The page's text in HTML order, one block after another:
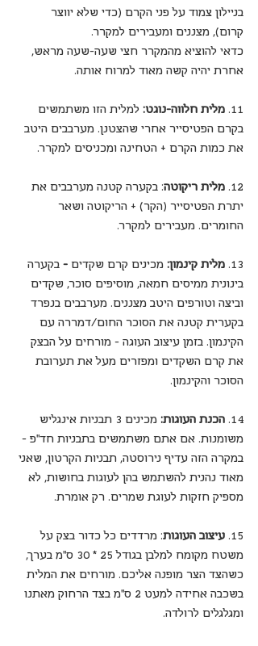
בניילון צמוד על פני הקרם (כדי שלא יווצר
קרום), מצננים ומעבירים למקרר.
כדאי להוציא מהמקרר חצי שעה-שעה מראש,
אחרת יהיה קשה מאוד למרוח אותה.
11. מלית חלווה-נוגט: למלית הזו משתמשים
בקרם הפטיסייר אחרי שהצטנן. מערבבים היטב
את כמות הקרם + הטחינה ומכניסים למקרר.
12. מלית ריקוטה: בקערה קטנה מערבבים את
יתרת הפטיסייר (הקר) + הריקוטה ושאר
החומרים. מעבירים למקרר.
13. מלית קינמון: מכינים קרם שקדים - בקערה
בינונית ממיסים חמאה, מוסיפים סוכר, שקדים
וביצה וטורפים היטב מצננים. מערבבים בנפרד
בקערית קטנה את הסוכר החום/דמררה עם
הקינמון. בזמן עיצוב העוגה - מורחים על הבצק
את קרם השקדים ומפזרים מעל את תערובת
הסוכר והקינמון.
14. הכנת העוגות:
מכינים 3 תבניות אינגליש
משומנות. אם אתם משתמשים בתבניות חד"פ -
במקרה הזה עדיף נירוסטה, תבניות הקרטון, שאני
מאוד נהנית להשתמש בהן לעוגות בחושות, לא
מספיק חזקות לעוגת שמרים. רק אומרת.
15. עיצוב העוגות: מרדדים כל כדור בצק על
משטח מקומח למלבן בגודל 25 * 30 ס"מ בערך,
כשהצד הצר מופנה אליכם. מורחים את המלית
בשכבה אחידה למעט 2 ס"מ בצד הרחוק מאתנו
ומגלגלים לרולדה.